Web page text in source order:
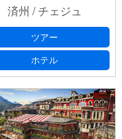
済州 / チェジュ
ツアー
ホテル